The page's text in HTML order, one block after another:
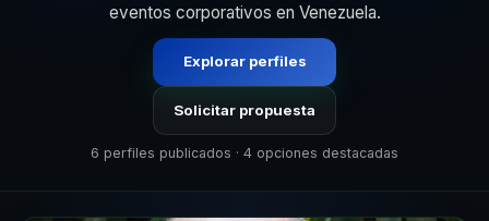
eventos corporativos en Venezuela.
Explorar perfiles
Solicitar propuesta
6 perfiles publicados · 4 opciones destacadas